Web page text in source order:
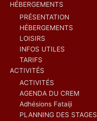
HÉBERGEMENTS
PRÉSENTATION
HÉBERGEMENTS
LOISIRS
INFOS UTILES
TARIFS
ACTIVITÉS
ACTIVITÉS
AGENDA DU CREM
Adhésions Fataiji
PLANNING DES STAGES